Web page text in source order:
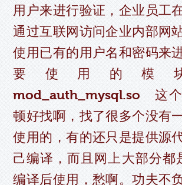
用户来进行验证，企业员工
通过互联网访问企业内部网
使用已有的用户名和密码来
要使用的模
mod_auth_mysql.so 这个
顿好找啊，找了很多个没有
使用的，有的还只是提供源
己编译，而且网上大部分都
编译后使用，愁啊。功夫不